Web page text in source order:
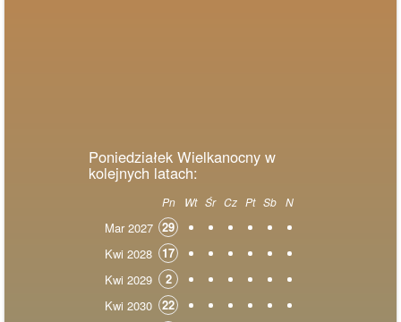
Poniedziałek Wielkanocny w
kolejnych latach:
Pn Wt Śr Cz Pt Sb N
Mar 2027 29
Kwi 2028 17
Kwi 2029
2
Kwi 2030 22